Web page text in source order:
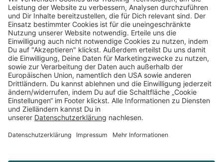
Mitglied im:
Impressum AGB Widerrufsbelehrung